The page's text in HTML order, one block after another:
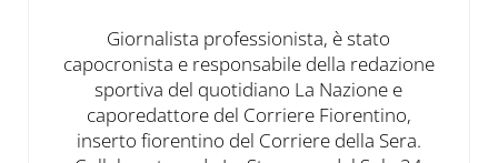
Giornalista professionista, è stato
capocronista e responsabile della redazione
sportiva del quotidiano La Nazione e
caporedattore del Corriere Fiorentino,
inserto fiorentino del Corriere della Sera.